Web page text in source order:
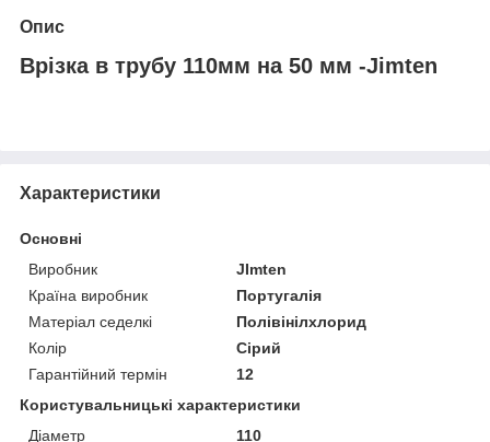
Опис
Врізка в трубу 110мм на 50 мм -Jimten
Характеристики
Основні
Виробник
JImten
Країна виробник
Португалія
Матеріал седелкі
Полівінілхлорид
Колір
Сірий
Гарантійний термін
12
Користувальницькі характеристики
Діаметр
110